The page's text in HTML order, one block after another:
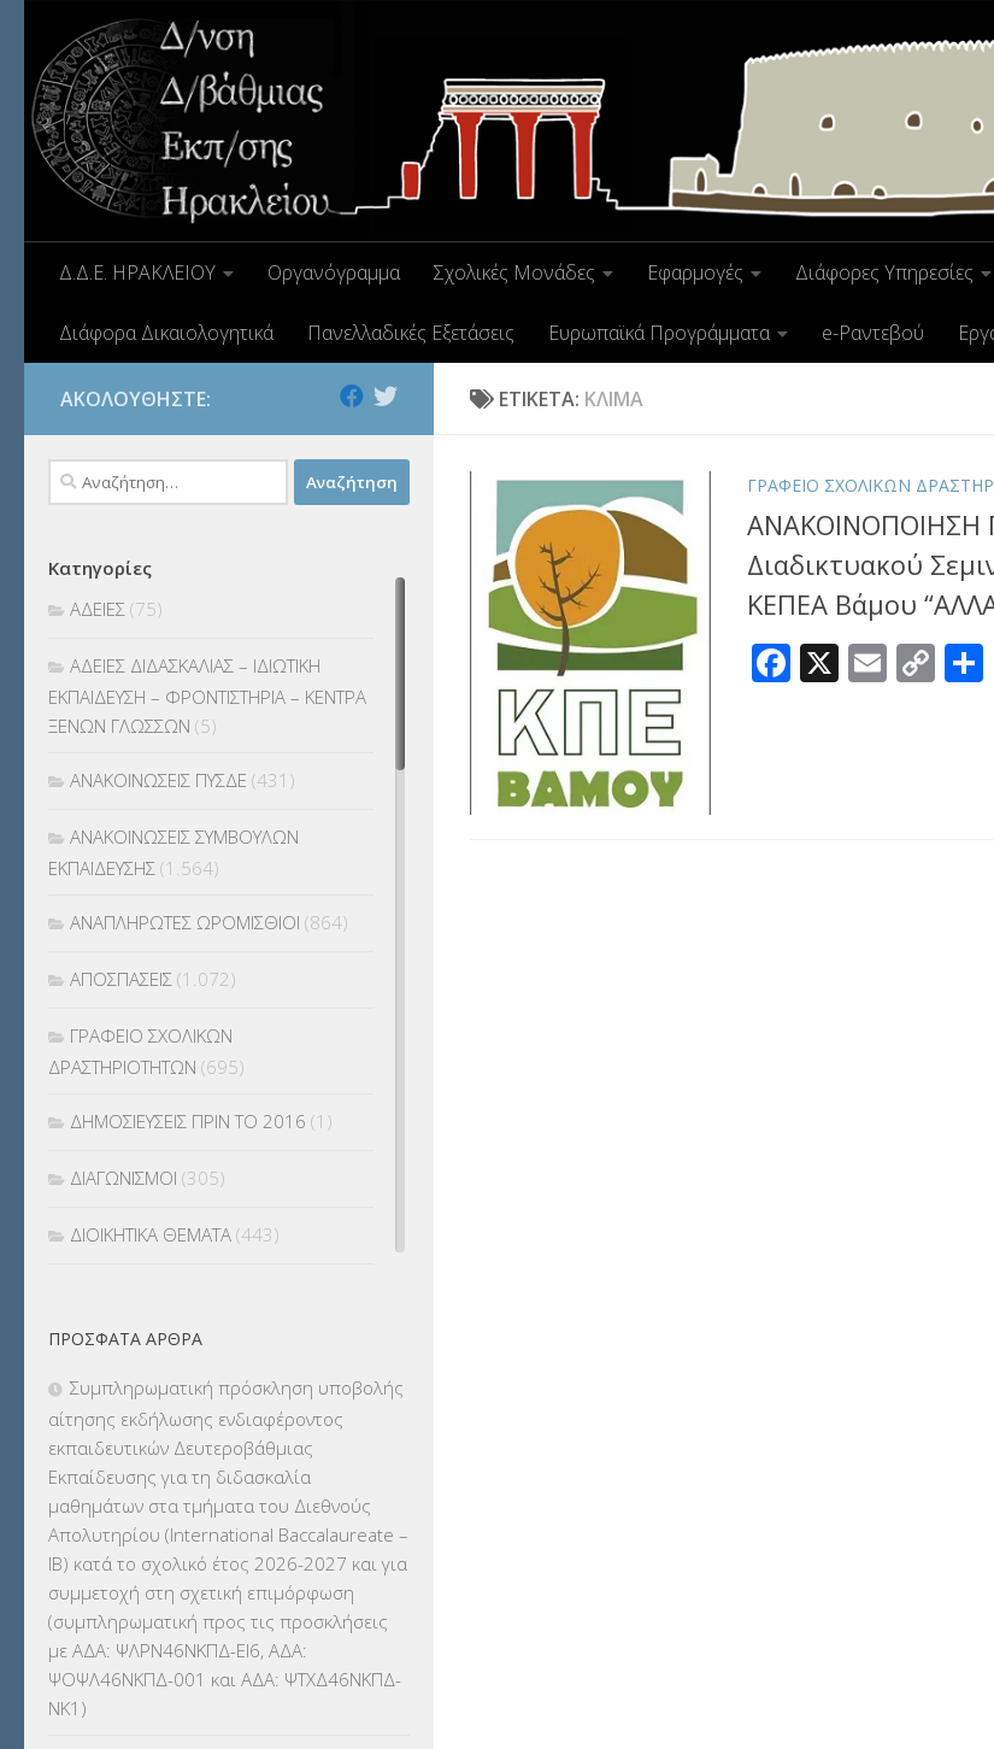
Δ.Δ.Ε. ΗΡΑΚΛΕΙΟΥ Οργανόγραμμα Σχολικές Μονάδες Εφαρμογές Διάφορες Υπηρεσίες
Διάφορα Δικαιολογητικά Πανελλαδικές Εξετάσεις Ευρωπαϊκά Προγράμματα e-Ραντεβού
ΕΤΙΚΈΤΑ: ΚΛΙΜΑ
ΓΡΑΦΕΙΟ ΣΧΟΛΙΚΩΝ
ΑΝΑΚΟΙΝΟΠΟΙΗΣΗ
Διαδικτυακού
ΚΕΠΕΑ Βάμου
Facebook
X Email
ΑΚΟΛΟΥΘΉΣΤΕ:
Αναζήτηση
για:
Κατηγορίες
ΑΔΕΙΕΣ (75)
ΑΔΕΙΕΣ ΔΙΔΑΣΚΑΛΙΑΣ – ΙΔΙΩΤΙΚΗ
ΕΚΠΑΙΔΕΥΣΗ – ΦΡΟΝΤΙΣΤΗΡΙΑ – ΚΕΝΤΡΑ
ΞΕΝΩΝ ΓΛΩΣΣΩΝ (5)
ΑΝΑΚΟΙΝΩΣΕΙΣ ΠΥΣΔΕ (431)
ΑΝΑΚΟΙΝΩΣΕΙΣ ΣΥΜΒΟΥΛΩΝ
ΕΚΠΑΙΔΕΥΣΗΣ (1.564)
ΑΝΑΠΛΗΡΩΤΕΣ ΩΡΟΜΙΣΘΙΟΙ (864)
ΑΠΟΣΠΑΣΕΙΣ (1.072)
ΓΡΑΦΕΙΟ ΣΧΟΛΙΚΩΝ
ΔΡΑΣΤΗΡΙΟΤΗΤΩΝ (695)
ΔΗΜΟΣΙΕΥΣΕΙΣ ΠΡΙΝ ΤΟ 2016 (1)
ΔΙΑΓΩΝΙΣΜΟΙ (305)
ΔΙΟΙΚΗΤΙΚΑ ΘΕΜΑΤΑ (443)
ΕΚΔΡΟΜΕΣ(7.354)
ΕΚΠΑΙΔΕΥΤΙΚΑ ΘΕΜΑΤΑ (2.824)
ΕΠΑΛ(366)
ΕΠΙΜΟΡΦΩΣΗ Τ.Π.Ε.(10)
ΕΥΡΩΠΑΪΚΑ ΠΡΟΓΡΑΜΜΑΤΑ(230)
ΚΕΣΥ(60)
ΚΕΣΥΠ(109)
ΠΡΌΣΦΑΤΑ ΆΡΘΡΑ
Συμπληρωματική πρόσκληση υποβολής
αίτησης εκδήλωσης ενδιαφέροντος
εκπαιδευτικών Δευτεροβάθμιας
Εκπαίδευσης για τη διδασκαλία
μαθημάτων στα τμήματα του Διεθνούς
Απολυτηρίου (International Baccalaureate –
IB) κατά το σχολικό έτος 2026-2027 και για
συμμετοχή στη σχετική επιμόρφωση
(συμπληρωματική προς τις προσκλήσεις
με ΑΔΑ: ΨΛΡΝ46ΝΚΠΔ-ΕΙ6, ΑΔΑ:
ΨΟΨΛ46ΝΚΠΔ-001 και ΑΔΑ: ΨΤΧΔ46ΝΚΠΔ-
ΝΚ1)